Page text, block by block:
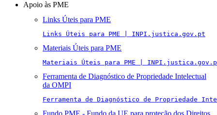
Apoio às PME
Links Úteis para PME
Links Úteis para PME | INPI.justica.gov.pt
Materiais Úteis para PME
Materiais Úteis para PME |
Ferramenta de Diagnóstico de Propriedade Intelectual
da OMPI
Ferramenta de Diagnóstico de Propriedade
Fundo PME - Fundo da UE para proteção dos Direitos